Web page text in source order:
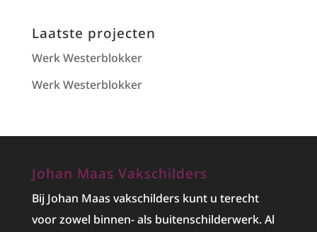
Laatste projecten
Werk Westerblokker
Werk Westerblokker
Johan Maas Vakschilders
Bij Johan Maas vakschilders kunt u terecht
voor zowel binnen- als buitenschilderwerk. Al